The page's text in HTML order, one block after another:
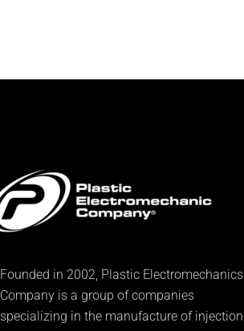
Founded in 2002, Plastic Electromechanics
Company is a group of companies
specializing in the manufacture of injection